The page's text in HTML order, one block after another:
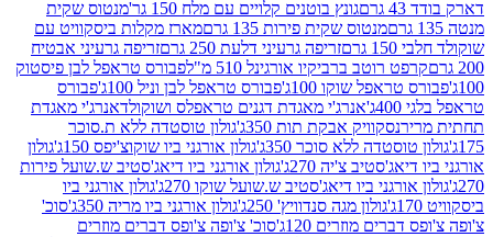
גונץ בוטנים קלויים עם מלח 150 גר'
מנטוס שקית
מנטוס שקית פירות 135 גרם
מארז מקלות ביסקוויט עם
זריפה גרעיני דלעת 250 גרם
זריפה גרעיני אבטיח
רוטב ברביקיו אורגינל 510 מ"ל
פבורס טראפל לבן פיסטוק
שוקו 100ג'
פבורס טראפל לבן וניל 100ג'
פבורס
אנרג'י מאגדת דגנים טראפלס ושוקולדאנרג'י מאגדת
נסקוויק אבקת תות 350ג'
גולון טוסטדה ללא ת.סוכר
ללא סוכר 350ג'
גולון אורגני ביו שוקוצ'יפס 150ג'
גולון
צ'יה 270ג'
גולון אורגני ביו דיאג'סטיב ש.שועל פירות
ביו דיאג'סטיב ש.שועל שוקו 270ג'
גולון אורגני ביו
גולון מגה סנדוויץ' 250ג'
גולון אורגני ביו מריה 350ג'
סוכ'
מוזרים 120ג'
סוכ' צ'ופה צ'ופס דברים מוזרים